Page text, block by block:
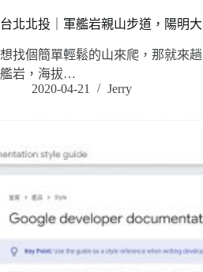
台北北投｜軍艦岩親山步道，陽明
想找個簡單輕鬆的山來爬，那就來
艦岩，海拔…
2020-04-21
Jerry